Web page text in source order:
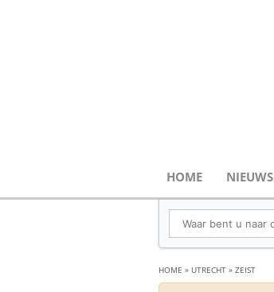
HOME NIEUWS
HOME » UTRECHT » ZEIST